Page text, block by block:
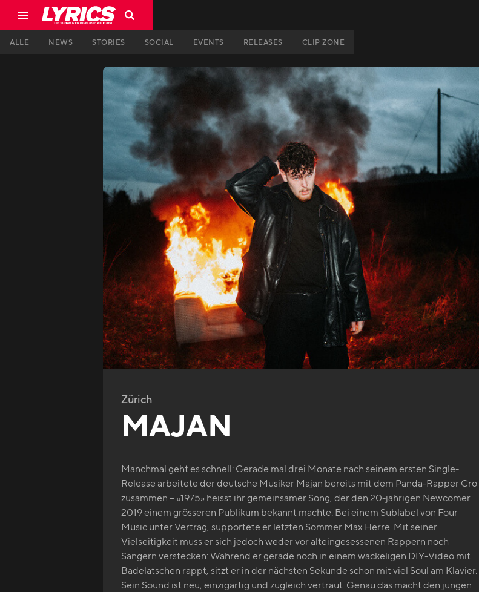
ALLE NEWS STORIES SOCIAL EVENTS RELEASES CLIP ZONE
Zürich
MAJAN
Manchmal geht es schnell: Gerade mal drei Monate nach seinem ersten Single-
Release arbeitete der deutsche Musiker Majan bereits mit dem Panda-Rapper Cro
zusammen – «1975» heisst ihr gemeinsamer Song, der den 20-jährigen Newcomer
2019 einem grösseren Publikum bekannt machte. Bei einem Sublabel von Four
Music unter Vertrag, supportete er letzten Sommer Max Herre. Mit seiner
Vielseitigkeit muss er sich jedoch weder vor alteingesessenen Rappern noch
Sängern verstecken: Während er gerade noch in einem wackeligen DIY-Video mit
Badelatschen rappt, sitzt er in der nächsten Sekunde schon mit viel Soul am Klavier.
Sein Sound ist neu, einzigartig und zugleich vertraut. Genau das macht den jungen